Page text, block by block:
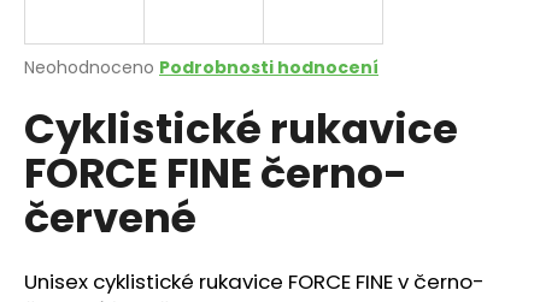
Průměrné
produktu
je
0,0
5
hvězdiček.
Neohodnoceno Podrobnosti hodnocení
Cyklistické rukavice
FORCE FINE černo-
červené
Unisex cyklistické rukavice FORCE FINE v černo-
j
t
?
HLEDAT